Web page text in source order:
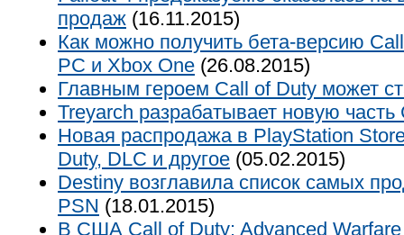
продаж (16.11.2015)
Как можно получить бета-версию
PC и Xbox One (26.08.2015)
Главным героем Call of Duty может
Treyarch разрабатывает новую часть
Новая распродажа в PlayStation
Duty, DLC и другое (05.02.2015)
Destiny возглавила список самых
PSN (18.01.2015)
В США Call of Duty: Advanced Warfare